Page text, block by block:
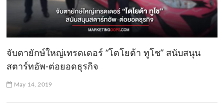
จับตายักษ์ใหญ่เทรดเดอร์ “โตโยต้า ทูโช” สนับสนุน
สตาร์ทอัพ-ต่อยอดธุรกิจ
May 14, 2019